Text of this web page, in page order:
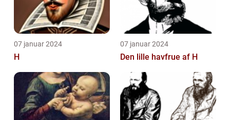
07 januar 2024
H
07 januar 2024
Den lille havfrue af H